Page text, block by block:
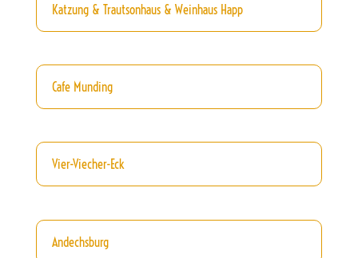
Katzung & Trautsonhaus & Weinhaus Happ
Cafe Munding
Vier-Viecher-Eck
Andechsburg